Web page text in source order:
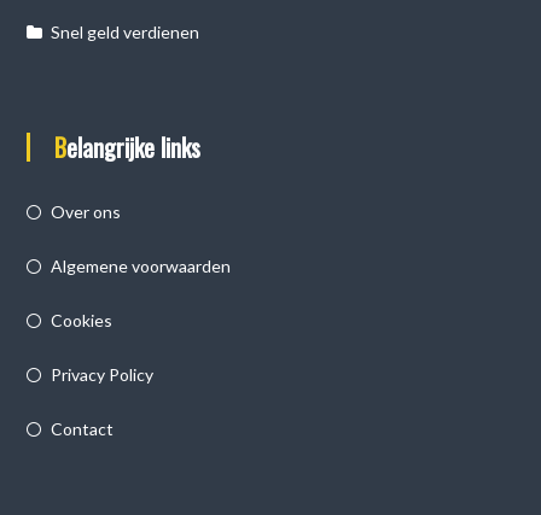
Snel geld verdienen
Belangrijke links
Over ons
Algemene voorwaarden
Cookies
Privacy Policy
Contact